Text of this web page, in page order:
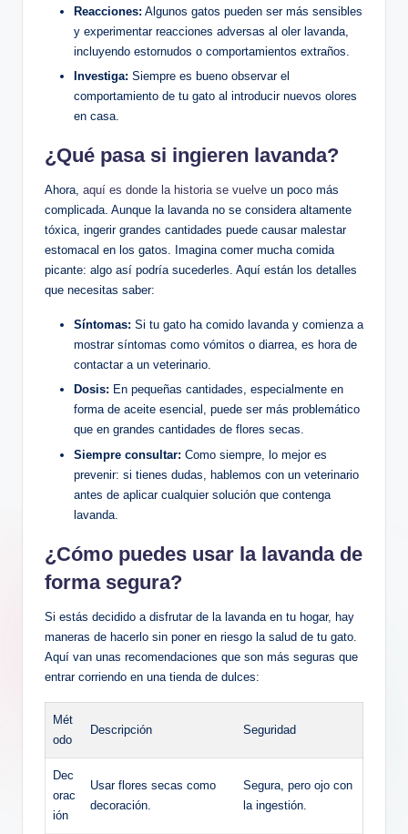
Reacciones: Algunos gatos pueden ser más sensibles
y experimentar reacciones adversas al oler lavanda,
incluyendo estornudos o comportamientos extraños.
Investiga: Siempre es bueno observar el
comportamiento de tu gato al introducir nuevos olores
en casa.
¿Qué pasa si ingieren lavanda?
Ahora, aquí es donde la historia se vuelve un poco más
complicada. Aunque la lavanda no se considera altamente
tóxica, ingerir grandes cantidades puede causar malestar
estomacal en los gatos. Imagina comer mucha comida
picante: algo así podría sucederles. Aquí están los detalles
que necesitas saber:
Síntomas: Si tu gato ha comido lavanda y comienza a
mostrar síntomas como vómitos o diarrea, es hora de
contactar a un veterinario.
Dosis: En pequeñas cantidades, especialmente en
forma de aceite esencial, puede ser más problemático
que en grandes cantidades de flores secas.
Siempre consultar: Como siempre, lo mejor es
prevenir: si tienes dudas, hablemos con un veterinario
antes de aplicar cualquier solución que contenga
lavanda.
¿Cómo puedes usar la lavanda de
forma segura?
Si estás decidido a disfrutar de la lavanda en tu hogar, hay
maneras de hacerlo sin poner en riesgo la salud de tu gato.
Aquí van unas recomendaciones que son más seguras que
entrar corriendo en una tienda de dulces:
Mét
odo
Descripción Seguridad
Dec
orac
ión
Usar flores secas como
decoración.
Segura, pero ojo con
la ingestión.